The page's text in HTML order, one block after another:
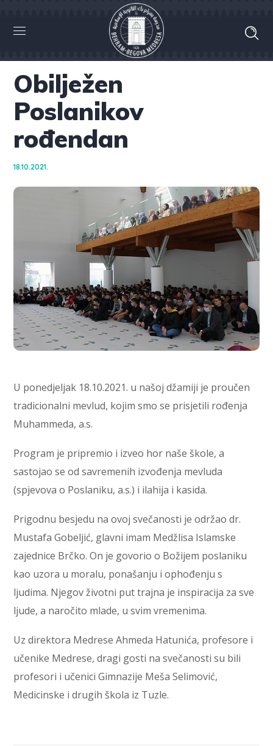
Obilježen
Poslanikov
rođendan
18.10.2021.
U ponedjeljak 18.10.2021. u našoj džamiji je proučen
tradicionalni mevlud, kojim smo se prisjetili rođenja
Muhammeda, a.s.
Program je pripremio i izveo hor naše škole, a
sastojao se od savremenih izvođenja mevluda
(spjevova o Poslaniku, a.s.) i ilahija i kasida.
Prigodnu besjedu na ovoj svečanosti je održao dr.
Mustafa Gobeljić, glavni imam Medžlisa Islamske
zajednice Brčko. On je govorio o Božijem poslaniku
kao uzora u moralu, ponašanju i ophođenju s
ljudima. Njegov životni put trajna je inspiracija za sve
ljude, a naročito mlade, u svim vremenima.
Uz direktora Medrese Ahmeda Hatunića, profesore i
učenike Medrese, dragi gosti na svečanosti su bili
profesori i učenici Gimnazije Meša Selimović,
Medicinske i drugih škola iz Tuzle.